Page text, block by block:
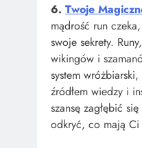
6. Twoje
mądrość run
swoje sekrety.
wikingów i
system
źródłem wiedzy i
szansę zagłębić
odkryć, co mają